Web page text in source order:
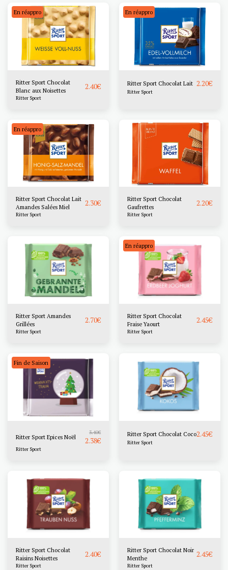
En réappro
Ritter Sport Chocolat
Blanc aux Noisettes
2.40€
Ritter Sport
En réappro
Ritter Sport Chocolat Lait 2.20€
Ritter Sport
En réappro
Ritter Sport Chocolat Lait
Amandes Salées Miel
2.30€
Ritter Sport
Ritter Sport Chocolat
Gaufrettes
2.20€
Ritter Sport
Ritter Sport Amandes
Grillées
2.70€
Ritter Sport
En réappro
Ritter Sport Chocolat
Fraise Yaourt
2.45€
Ritter Sport
Fin de Saison
Ritter Sport Epices Noël
3.40€
2.38€
Ritter Sport
Ritter Sport Chocolat Coco2.45€
Ritter Sport
Ritter Sport Chocolat
Raisins Noisettes
2.40€
Ritter Sport
Ritter Sport Chocolat Noir
Menthe
2.45€
Ritter Sport